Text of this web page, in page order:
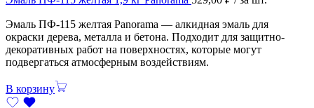
Эмаль ПФ-115 желтая Panorama — алкидная эмаль для
окраски дерева, металла и бетона. Подходит для защитно-
декоративных работ на поверхностях, которые могут
подвергаться атмосферным воздействиям.
В корзину